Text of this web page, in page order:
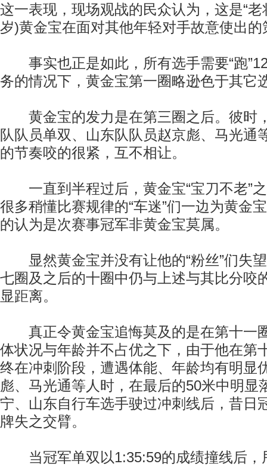
这一表现，现场观战的民众认为，这是“老
岁)黄金宝在面对其他年轻对手故意使出的
事实也正是如此，所有选手需要“跑
务的情况下，黄金宝第一圈略逊色于其它
黄金宝的发力是在第三圈之后。彼时
队队员单双、山东队队员赵京彪、马光通
的节奏咬的很紧，互不相让。
一直到半程过后，黄金宝“宝刀不老”
很多稍懂比赛规律的“车迷”们一边为黄金
的认为是次赛事冠军非黄金宝莫属。
显然黄金宝并没有让他的“粉丝”们失
七圈及之后的十圈中仍与上述与其比分咬
显距离。
真正令黄金宝追悔莫及的是在第十一
体状况与年龄并不占优之下，由于他在第
终在冲刺阶段，遭遇体能、年龄均有明显
彪、马光通等人时，在最后的50米中明显
宁、山东自行车选手驶过冲刺线后，昔日
牌失之交臂。
当冠军单双以1:35:59的成绩撞线后，